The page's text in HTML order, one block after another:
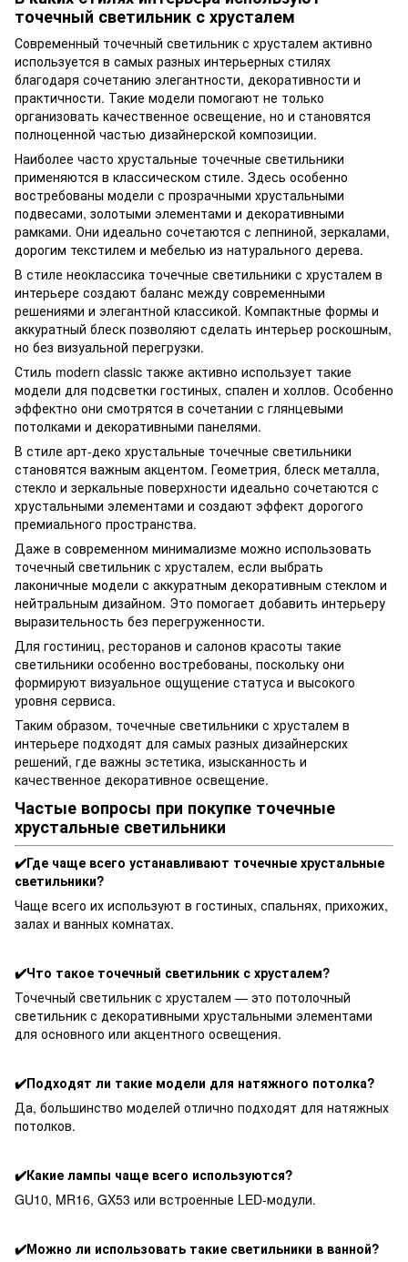
точечный светильник с хрусталем
Современный точечный светильник с хрусталем активно
используется в самых разных интерьерных стилях
благодаря сочетанию элегантности, декоративности и
практичности. Такие модели помогают не только
организовать качественное освещение, но и становятся
полноценной частью дизайнерской композиции.
Наиболее часто хрустальные точечные светильники
применяются в классическом стиле. Здесь особенно
востребованы модели с прозрачными хрустальными
подвесами, золотыми элементами и декоративными
рамками. Они идеально сочетаются с лепниной, зеркалами,
дорогим текстилем и мебелью из натурального дерева.
В стиле неоклассика точечные светильники с хрусталем в
интерьере создают баланс между современными
решениями и элегантной классикой. Компактные формы и
аккуратный блеск позволяют сделать интерьер роскошным,
но без визуальной перегрузки.
Стиль modern classic также активно использует такие
модели для подсветки гостиных, спален и холлов. Особенно
эффектно они смотрятся в сочетании с глянцевыми
потолками и декоративными панелями.
В стиле арт-деко хрустальные точечные светильники
становятся важным акцентом. Геометрия, блеск металла,
стекло и зеркальные поверхности идеально сочетаются с
хрустальными элементами и создают эффект дорогого
премиального пространства.
Даже в современном минимализме можно использовать
точечный светильник с хрусталем, если выбрать
лаконичные модели с аккуратным декоративным стеклом и
нейтральным дизайном. Это помогает добавить интерьеру
выразительность без перегруженности.
Для гостиниц, ресторанов и салонов красоты такие
светильники особенно востребованы, поскольку они
формируют визуальное ощущение статуса и высокого
уровня сервиса.
Таким образом, точечные светильники с хрусталем в
интерьере подходят для самых разных дизайнерских
решений, где важны эстетика, изысканность и
качественное декоративное освещение.
Частые вопросы при покупке точечные
хрустальные светильники
✔️Где чаще всего устанавливают точечные хрустальные
светильники?
Чаще всего их используют в гостиных, спальнях, прихожих,
залах и ванных комнатах.
✔️Что такое точечный светильник с хрусталем?
Точечный светильник с хрусталем — это потолочный
светильник с декоративными хрустальными элементами
для основного или акцентного освещения.
✔️Подходят ли такие модели для натяжного потолка?
Да, большинство моделей отлично подходят для натяжных
потолков.
✔️Какие лампы чаще всего используются?
GU10, MR16, GX53 или встроенные LED-модули.
✔️Можно ли использовать такие светильники в ванной?